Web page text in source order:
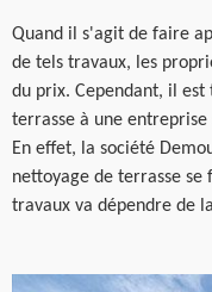
Quand il s'agit de faire
de tels travaux, les
du prix. Cependant, il
terrasse à une
En effet, la société
nettoyage de terrasse
travaux va dépendre de